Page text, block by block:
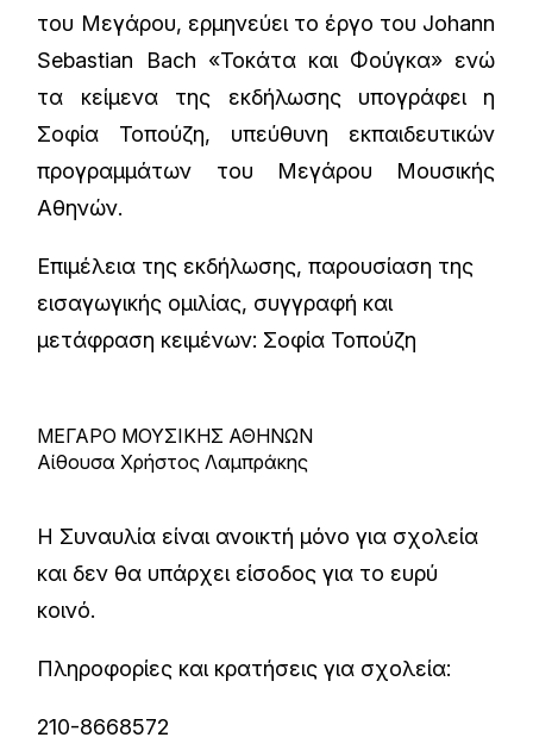
του Μεγάρου, ερμηνεύει το έργο του Johann
Sebastian Bach «Τοκάτα και Φούγκα» ενώ
τα κείμενα της εκδήλωσης υπογράφει η
Σοφία Τοπούζη, υπεύθυνη εκπαιδευτικών
προγραμμάτων του Μεγάρου Μουσικής
Αθηνών.
Επιμέλεια της εκδήλωσης, παρουσίαση της
εισαγωγικής ομιλίας, συγγραφή και
μετάφραση κειμένων: Σοφία Τοπούζη
ΜΕΓΑΡΟ ΜΟΥΣΙΚΗΣ ΑΘΗΝΩΝ
Αίθουσα Χρήστος Λαμπράκης
Η Συναυλία είναι ανοικτή μόνο για σχολεία
και δεν θα υπάρχει είσοδος για το ευρύ
κοινό.
Πληροφορίες και κρατήσεις για σχολεία:
210-8668572